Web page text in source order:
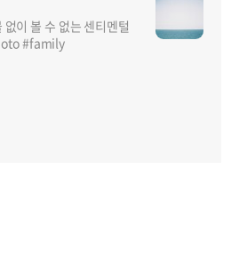
이 볼 수 없는 센티멘털
#family